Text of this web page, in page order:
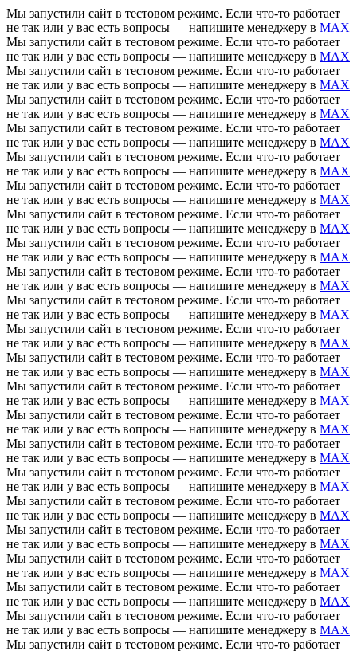
Мы запустили сайт в тестовом режиме. Если что-то работает
не так или у вас есть вопросы — напишите менеджеру в MAX
Мы запустили сайт в тестовом режиме. Если что-то работает
не так или у вас есть вопросы — напишите менеджеру в MAX
Мы запустили сайт в тестовом режиме. Если что-то работает
не так или у вас есть вопросы — напишите менеджеру в MAX
Мы запустили сайт в тестовом режиме. Если что-то работает
не так или у вас есть вопросы — напишите менеджеру в MAX
Мы запустили сайт в тестовом режиме. Если что-то работает
не так или у вас есть вопросы — напишите менеджеру в MAX
Мы запустили сайт в тестовом режиме. Если что-то работает
не так или у вас есть вопросы — напишите менеджеру в MAX
Мы запустили сайт в тестовом режиме. Если что-то работает
не так или у вас есть вопросы — напишите менеджеру в MAX
Мы запустили сайт в тестовом режиме. Если что-то работает
не так или у вас есть вопросы — напишите менеджеру в MAX
Мы запустили сайт в тестовом режиме. Если что-то работает
не так или у вас есть вопросы — напишите менеджеру в MAX
Мы запустили сайт в тестовом режиме. Если что-то работает
не так или у вас есть вопросы — напишите менеджеру в MAX
Мы запустили сайт в тестовом режиме. Если что-то работает
не так или у вас есть вопросы — напишите менеджеру в MAX
Мы запустили сайт в тестовом режиме. Если что-то работает
не так или у вас есть вопросы — напишите менеджеру в MAX
Мы запустили сайт в тестовом режиме. Если что-то работает
не так или у вас есть вопросы — напишите менеджеру в MAX
Мы запустили сайт в тестовом режиме. Если что-то работает
не так или у вас есть вопросы — напишите менеджеру в MAX
Мы запустили сайт в тестовом режиме. Если что-то работает
не так или у вас есть вопросы — напишите менеджеру в MAX
Мы запустили сайт в тестовом режиме. Если что-то работает
не так или у вас есть вопросы — напишите менеджеру в MAX
Мы запустили сайт в тестовом режиме. Если что-то работает
не так или у вас есть вопросы — напишите менеджеру в MAX
Мы запустили сайт в тестовом режиме. Если что-то работает
не так или у вас есть вопросы — напишите менеджеру в MAX
Мы запустили сайт в тестовом режиме. Если что-то работает
не так или у вас есть вопросы — напишите менеджеру в MAX
Мы запустили сайт в тестовом режиме. Если что-то работает
не так или у вас есть вопросы — напишите менеджеру в MAX
Мы запустили сайт в тестовом режиме. Если что-то работает
не так или у вас есть вопросы — напишите менеджеру в MAX
Мы запустили сайт в тестовом режиме. Если что-то работает
не так или у вас есть вопросы — напишите менеджеру в MAX
Мы запустили сайт в тестовом режиме. Если что-то работает